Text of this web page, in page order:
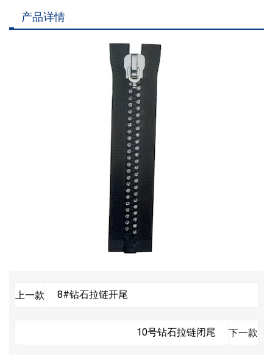
产品详情
上一款 8#钻石拉链开尾
10号钻石拉链闭尾 下一款